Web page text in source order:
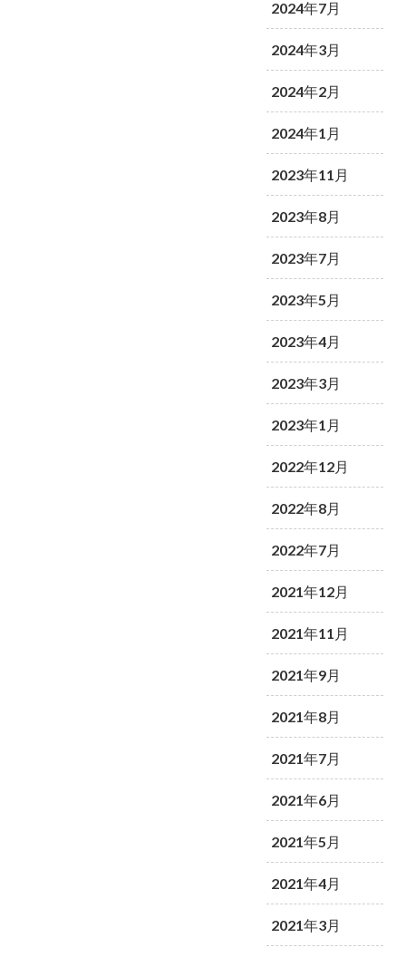
2024年7月
2024年3月
2024年2月
2024年1月
2023年11月
2023年8月
2023年7月
2023年5月
2023年4月
2023年3月
2023年1月
2022年12月
2022年8月
2022年7月
2021年12月
2021年11月
2021年9月
2021年8月
2021年7月
2021年6月
2021年5月
2021年4月
2021年3月